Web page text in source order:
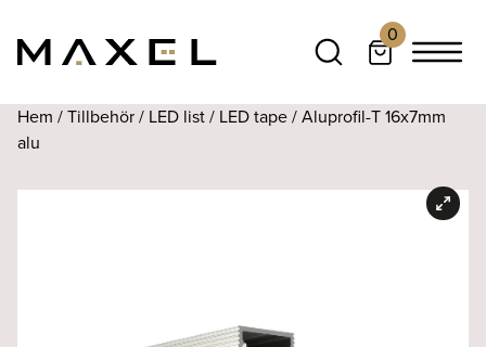
0
Hem /Tillbehör/ LED list/ LED tape/ Aluprofil-T 16x7mm
alu